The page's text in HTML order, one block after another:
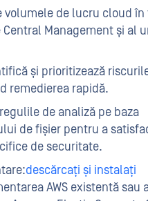
volumele de lucru cloud
Management și al
și prioritizează
remedierea rapidă.
de analiză pe baza
de fișier pentru a
de securitate.
descărcați și instalați
AWS existentă sau